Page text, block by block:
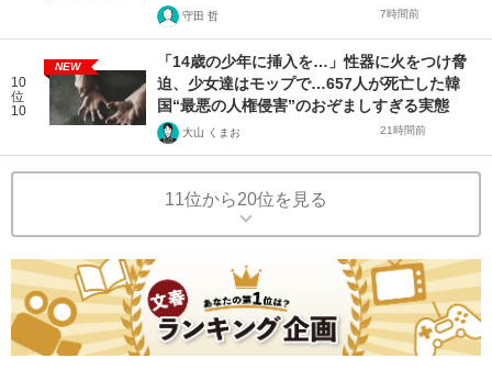
守田 哲 7時間前
10
位
10
NEW
「14歳の少年に挿入を…」性器に火をつけ脅
迫、少女達はモップで…657人が死亡した韓
国“最悪の人権侵害”のおぞましすぎる実態
大山 くまお 21時間前
11位から20位を見る